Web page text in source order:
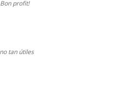
Bon profit!
tan útiles